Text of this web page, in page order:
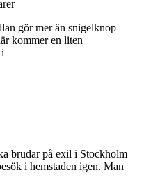
gör mer än snigelknop
kommer en liten
brudar på exil i Stockholm
i hemstaden igen. Man